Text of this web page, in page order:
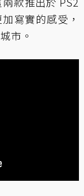
寫實的感受，
市。